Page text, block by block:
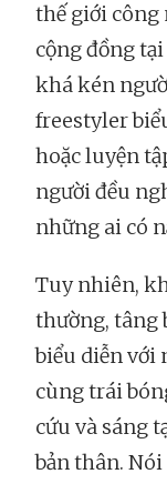
thế giới công
cộng đồng
khá kén
freestyler
hoặc luyện
người đều
những ai có
Tuy nhiên,
thường, tâng
biểu diễn với
cùng trái
cứu và sáng
bản thân.